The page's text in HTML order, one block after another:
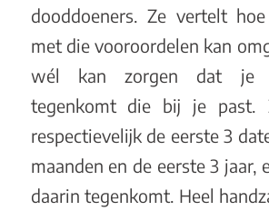
dooddoeners. Ze vertelt
met die vooroordelen kan
wél kan zorgen dat je
tegenkomt die bij je past.
respectievelijk de eerste 3
maanden en de eerste 3 jaar,
daarin tegenkomt. Heel